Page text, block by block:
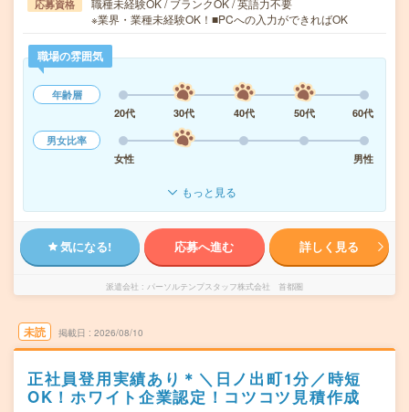
応募資格
職種未経験OK / ブランクOK / 英語力不要
※業界・業種未経験OK！■PCへの入力ができればOK
職場の雰囲気
年齢層
20代
30代 40代 50代
60代
男女比率
女性
男性
もっと見る
気になる! 応募へ進む 詳しく見る
派遣会社 パーソルテンプスタッフ株式会社 首都圏
未読 掲載日 2026/08/10
正社員登用実績あり＊＼日ノ出町1分／時短
OK！ホワイト企業認定！コツコツ見積作成